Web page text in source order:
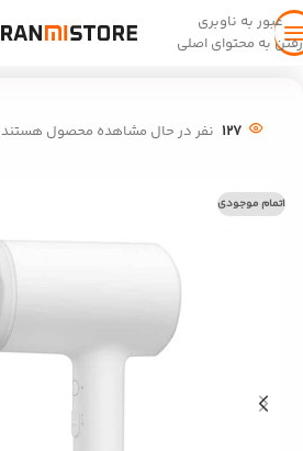
عبور به ناوبری
رفتن به محتوای اصلی
خانه
سبک زندگی /زیبایی و نظافت شخصی
127 نفر در حال مشاهده محصول هستند
اتمام موجودی